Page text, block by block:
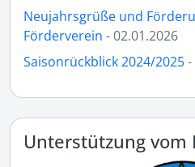
Neujahrsgrüße und
Förderverein - 02.01.2026
Saisonrückblick 2024/2025-
Unterstützung vom